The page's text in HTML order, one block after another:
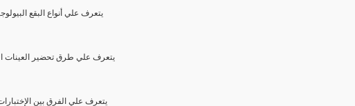
(3) يتعرف علي أنواع البقع
(4) يتعرف علي طرق تحضير العينات
(5) يتعرف علي الفرق بين